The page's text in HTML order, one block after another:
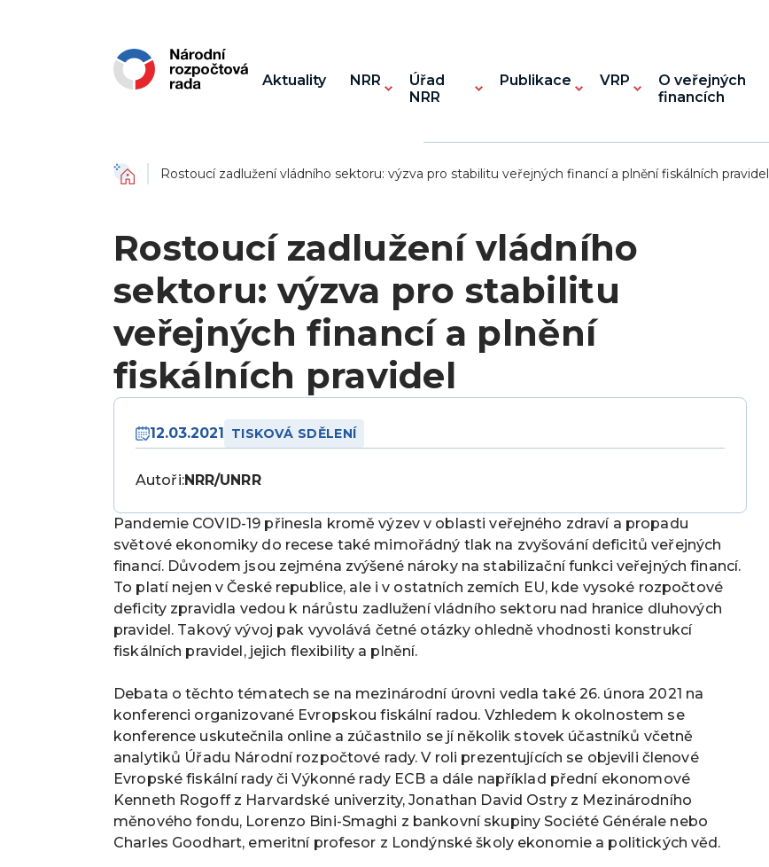
Aktuality NRR
Úřad
NRR
Publikace VRP
O veřejných
financích
Domů Rostoucí zadlužení vládního sektoru: výzva pro stabilitu veřejných financí a plnění fiskálních pravidel
Rostoucí zadlužení vládního
sektoru: výzva pro stabilitu
veřejných financí a plnění
fiskálních pravidel
12.03.2021 TISKOVÁ SDĚLENÍ
Autoři:NRR/UNRR
Pandemie COVID-19 přinesla kromě výzev v oblasti veřejného zdraví a propadu
světové ekonomiky do recese také mimořádný tlak na zvyšování deficitů veřejných
financí. Důvodem jsou zejména zvýšené nároky na stabilizační funkci veřejných financí.
To platí nejen v České republice, ale i v ostatních zemích EU, kde vysoké rozpočtové
deficity zpravidla vedou k nárůstu zadlužení vládního sektoru nad hranice dluhových
pravidel. Takový vývoj pak vyvolává četné otázky ohledně vhodnosti konstrukcí
fiskálních pravidel, jejich flexibility a plnění.
Debata o těchto tématech se na mezinárodní úrovni vedla také 26. února 2021 na
konferenci organizované Evropskou fiskální radou. Vzhledem k okolnostem se
konference uskutečnila online a zúčastnilo se jí několik stovek účastníků včetně
analytiků Úřadu Národní rozpočtové rady. V roli prezentujících se objevili členové
Evropské fiskální rady či Výkonné rady ECB a dále například přední ekonomové
Kenneth Rogoff z Harvardské univerzity, Jonathan David Ostry z Mezinárodního
měnového fondu, Lorenzo Bini-Smaghi z bankovní skupiny Société Générale nebo
Charles Goodhart, emeritní profesor z Londýnské školy ekonomie a politických věd.